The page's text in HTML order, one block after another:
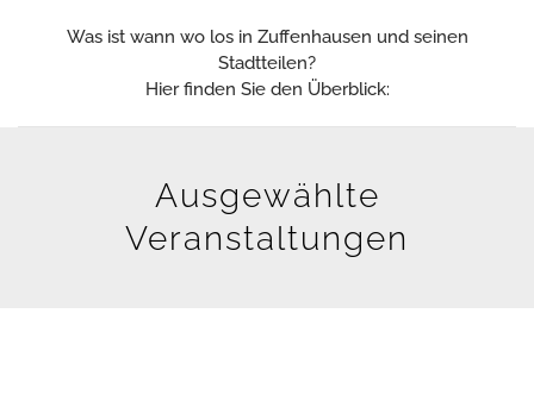
Was ist wann wo los in Zuffenhausen und seinen
Stadtteilen?
Hier finden Sie den Überblick:
Ausgewählte
Veranstaltungen